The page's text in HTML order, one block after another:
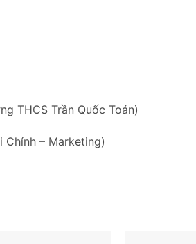
THCS Trần Quốc Toản)
Chính – Marketing)